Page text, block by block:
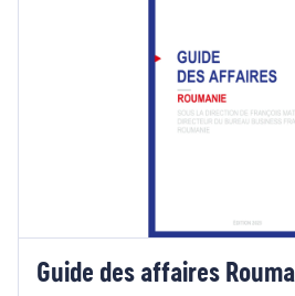
Guide des affaires